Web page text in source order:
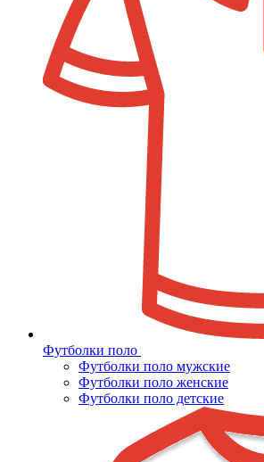
Футболки поло
Футболки поло мужские
Футболки поло женские
Футболки поло детские